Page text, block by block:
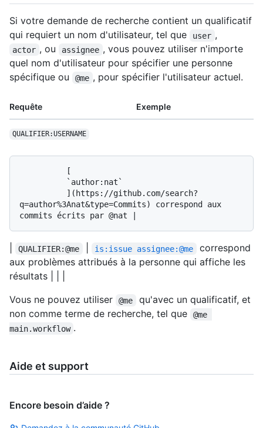
Si votre demande de recherche contient un qualificatif
qui requiert un nom d'utilisateur, tel que
user ,
actor , ou assignee , vous pouvez utiliser n'importe
quel nom d'utilisateur pour spécifier une personne
spécifique ou
@me , pour spécifier l'utilisateur actuel.
Requête Exemple
QUALIFIER:USERNAME
q=author%3Anat&type=Commits) correspond aux
QUALIFIER:@me is:issue assignee:@me
correspond
aux problèmes attribués à la personne qui affiche les
résultats | | |
Vous ne pouvez utiliser
@me
qu'avec un qualificatif, et
non comme terme de recherche, tel que
@me
main.workflow .
Aide et support
Encore besoin d’aide ?